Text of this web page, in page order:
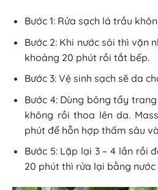
Bước 1: Rửa sạch lá trầu
Bước 2: Khi nước sôi thì vặn
khoảng 20 phút rồi tắt bếp.
Bước 3: Vệ sinh sạch sẽ da
Bước 4: Dùng bông tẩy
không rồi thoa lên da.
phút để hỗn hợp thấm sâu
Bước 5: Lặp lại 3 – 4 lần rồi
20 phút thì rửa lại bằng nước